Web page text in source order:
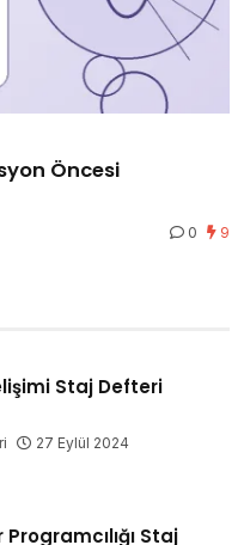
Öncesi
0 9
Staj Defteri
27 Eylül 2024
Staj